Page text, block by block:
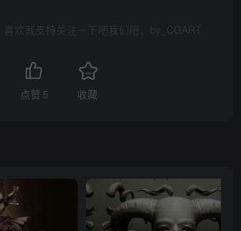
喜欢就支持关注一下吧我们吧，by_CGART
点赞 5 收藏